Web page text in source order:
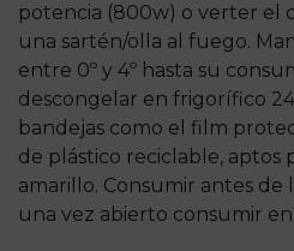
potencia (800w) o verter el
una sartén/olla al fuego.
entre 0º y 4º hasta su
descongelar en frigorífico
bandejas como el film
de plástico reciclable, aptos
amarillo. Consumir antes de
una vez abierto consumir en